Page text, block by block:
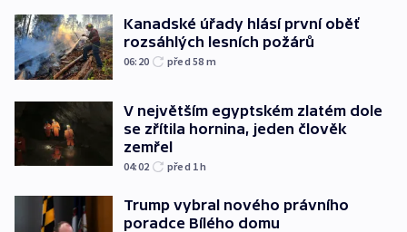
Kanadské úřady hlásí první oběť
rozsáhlých lesních požárů
06:20 před 58 m
V největším egyptském zlatém dole
se zřítila hornina, jeden člověk
zemřel
04:02 před 1h
Trump vybral nového právního
poradce Bílého domu